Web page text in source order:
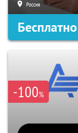
Россия
Бесплатно
-100%